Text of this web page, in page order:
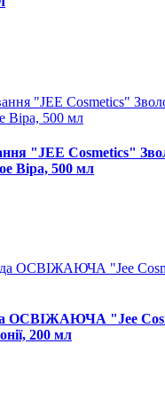
"JEE Cosmetics"
Віра, 500 мл
ОСВІЖАЮЧА "Jee
200 мл